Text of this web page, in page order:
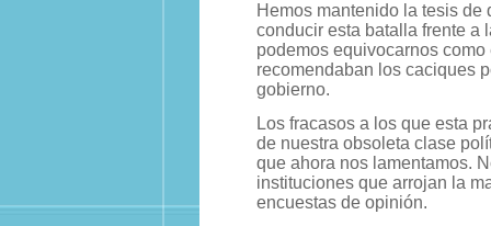
Hemos mantenido la tesis
conducir esta batalla frente a
podemos equivocarnos
recomendaban los caciques
gobierno.
Los fracasos a los que esta
de nuestra obsoleta clase
que ahora nos lamentamos.
instituciones que arrojan la
encuestas de opinión.